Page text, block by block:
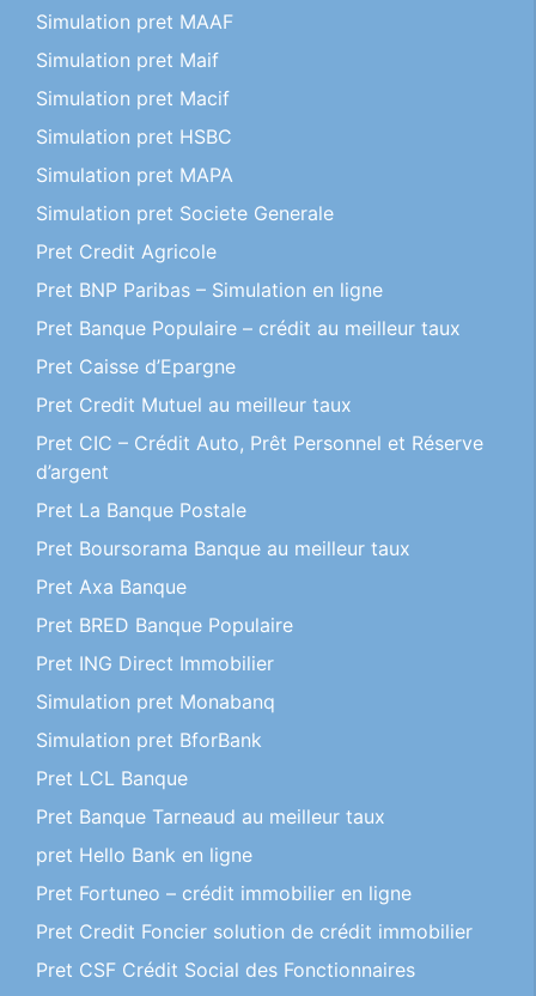
Simulation pret MAAF
Simulation pret Maif
Simulation pret Macif
Simulation pret HSBC
Simulation pret MAPA
Simulation pret Societe Generale
Pret Credit Agricole
Pret BNP Paribas – Simulation en ligne
Pret Banque Populaire – crédit au meilleur taux
Pret Caisse d’Epargne
Pret Credit Mutuel au meilleur taux
Pret CIC – Crédit Auto, Prêt Personnel et Réserve
d’argent
Pret La Banque Postale
Pret Boursorama Banque au meilleur taux
Pret Axa Banque
Pret BRED Banque Populaire
Pret ING Direct Immobilier
Simulation pret Monabanq
Simulation pret BforBank
Pret LCL Banque
Pret Banque Tarneaud au meilleur taux
pret Hello Bank en ligne
Pret Fortuneo – crédit immobilier en ligne
Pret Credit Foncier solution de crédit immobilier
Pret CSF Crédit Social des Fonctionnaires